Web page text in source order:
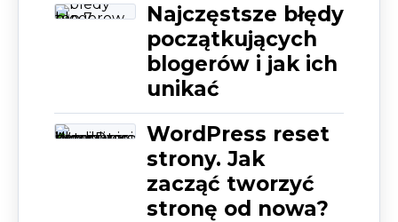
Najczęstsze błędy
początkujących
blogerów i jak ich
unikać
WordPress reset
strony. Jak
zacząć tworzyć
stronę od nowa?